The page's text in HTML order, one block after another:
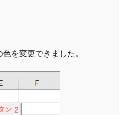
を変更できました。